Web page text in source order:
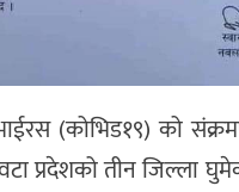
(कोभिड१९) को
प्रदेशको तीन जिल्ला